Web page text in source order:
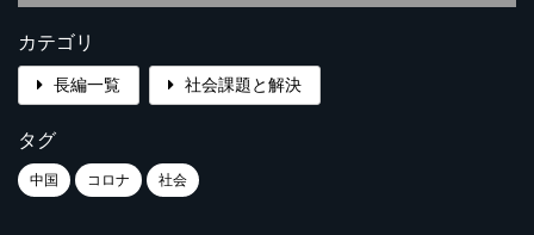
カテゴリ
長編一覧 社会課題と解決
タグ
中国 コロナ 社会